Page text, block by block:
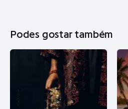
Podes gostar também